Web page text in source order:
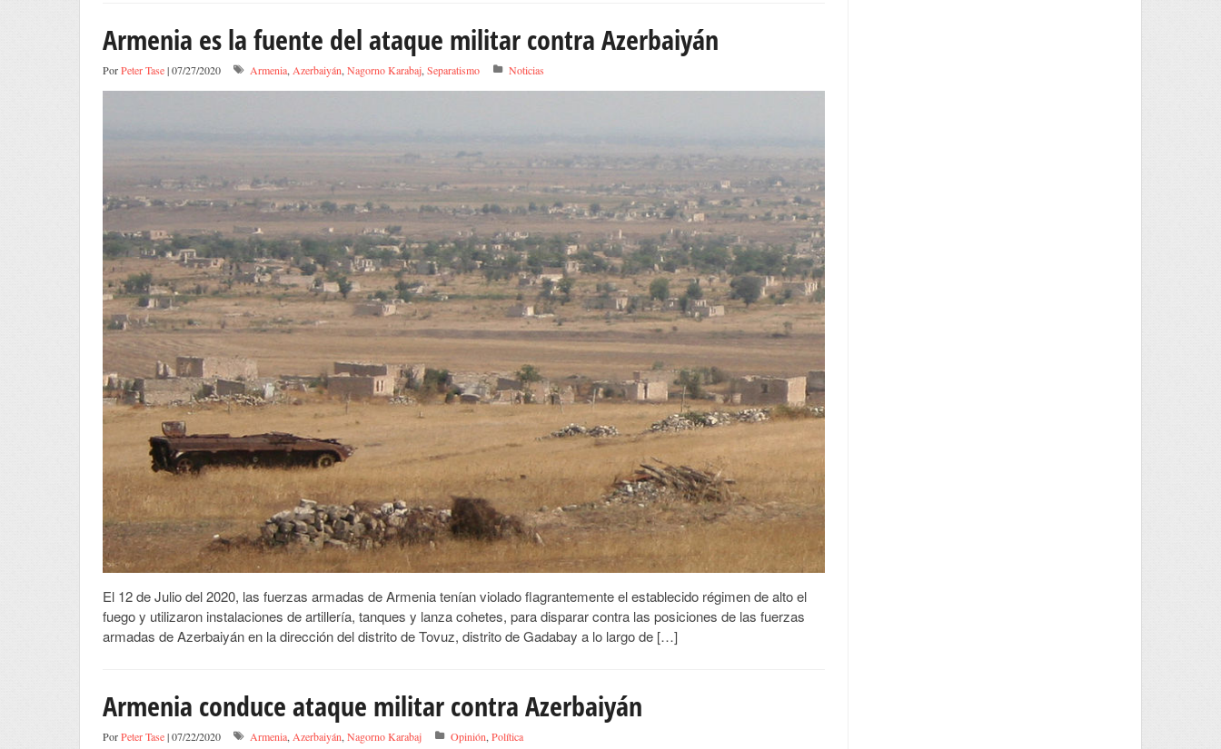
Armenia es la fuente del ataque militar contra Azerbaiyán
PorPeter Tase| 07/27/2020 Armenia, Azerbaiyán, Nagorno Karabaj, Separatismo Noticias
El 12 de Julio del 2020, las fuerzas armadas de Armenia tenían violado flagrantemente el establecido régimen de alto el
fuego y utilizaron instalaciones de artillería, tanques y lanza cohetes, para disparar contra las posiciones de las fuerzas
armadas de Azerbaiyán en la dirección del distrito de Tovuz, distrito de Gadabay a lo largo de […]
Armenia conduce ataque militar contra Azerbaiyán
PorPeter Tase| 07/22/2020 Armenia, Azerbaiyán, Nagorno Karabaj Opinión, Política